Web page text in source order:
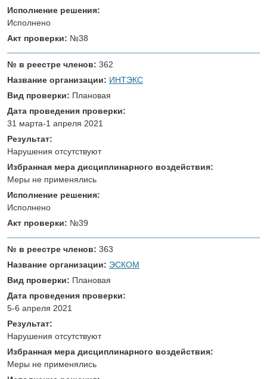
Исполнение решения:
Исполнено
Акт проверки: №38
№ в реестре членов: 362
Название организации: ИНТЭКС
Вид проверки: Плановая
Дата проведения проверки:
31 марта-1 апреля 2021
Результат:
Нарушения отсутствуют
Избранная мера дисциплинарного воздействия:
Меры не применялись
Исполнение решения:
Исполнено
Акт проверки: №39
№ в реестре членов: 363
Название организации: ЭСКОМ
Вид проверки: Плановая
Дата проведения проверки:
5-6 апреля 2021
Результат:
Нарушения отсутствуют
Избранная мера дисциплинарного воздействия:
Меры не применялись